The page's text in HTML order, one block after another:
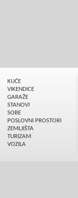
KUĆE
VIKENDICE
GARAŽE
STANOVI
SOBE
POSLOVNI PROSTORI
ZEMLJIŠTA
TURIZAM
VOZILA